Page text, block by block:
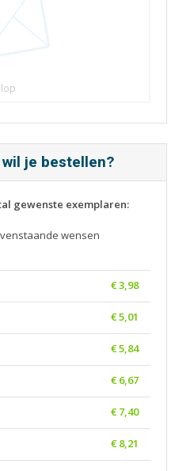
je bestellen?
gewenste exemplaren:
wensen
€ 3,98
€ 5,01
€ 5,84
€ 6,67
€ 7,40
€ 8,21